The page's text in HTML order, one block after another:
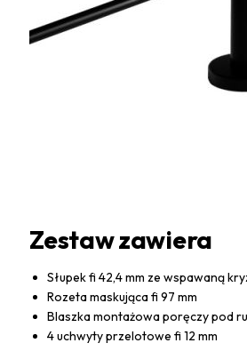
Zestaw zawiera
Słupek fi 42,4 mm ze wspawaną
Rozeta maskująca fi 97 mm
Blaszka montażowa poręczy pod
4 uchwyty przelotowe fi 12 mm